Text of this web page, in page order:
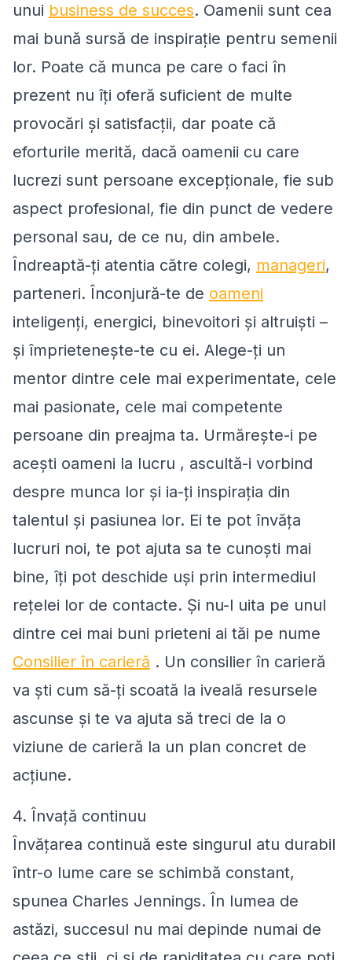
unui business de succes. Oamenii sunt cea
mai bună sursă de inspirație pentru semenii
lor. Poate că munca pe care o faci în
prezent nu îți oferă suficient de multe
provocări și satisfacții, dar poate că
eforturile merită, dacă oamenii cu care
lucrezi sunt persoane excepționale, fie sub
aspect profesional, fie din punct de vedere
personal sau, de ce nu, din ambele.
Îndreaptă-ți atentia către colegi, manageri,
parteneri. Înconjură-te de oameni
inteligenți, energici, binevoitori și altruiști –
și împrietenește-te cu ei. Alege-ți un
mentor dintre cele mai experimentate, cele
mai pasionate, cele mai competente
persoane din preajma ta. Urmărește-i pe
acești oameni la lucru , ascultă-i vorbind
despre munca lor și ia-ți inspirația din
talentul și pasiunea lor. Ei te pot învăța
lucruri noi, te pot ajuta sa te cunoști mai
bine, îți pot deschide uși prin intermediul
rețelei lor de contacte. Și nu-l uita pe unul
dintre cei mai buni prieteni ai tăi pe nume
Consilier în carieră . Un consilier în carieră
va ști cum să-ți scoată la iveală resursele
ascunse și te va ajuta să treci de la o
viziune de carieră la un plan concret de
acțiune.
4. Învață continuu
Învățarea continuă este singurul atu durabil
într-o lume care se schimbă constant,
spunea Charles Jennings. În lumea de
astăzi, succesul nu mai depinde numai de